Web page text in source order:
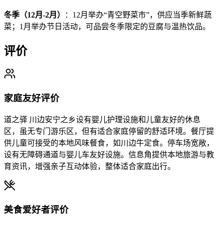
冬季（12月-2月）
：12月举办“青空野菜市”，供应当季新鲜蔬
菜；1月举办节日活动，可品尝冬季限定的豆腐与温热饮品。
评价
家庭友好评价
道之驿 川边安宁之乡设有婴儿护理设施和儿童友好的休息
区，虽无专门游乐区，但有适合家庭停留的舒适环境。餐厅提
供儿童可接受的本地风味餐食，如川边牛定食。停车场宽敞，
设有无障碍通道与婴儿车友好设施。信息角提供本地旅游与教
育资讯，增强亲子互动体验，整体适合家庭出行。
美食爱好者评价